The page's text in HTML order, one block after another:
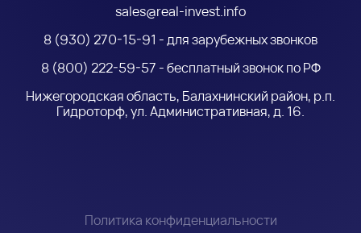
sales@real-invest.info
8 (930) 270-15-91 - для зарубежных звонков
8 (800) 222-59-57 - бесплатный звонок по РФ
Нижегородская область, Балахнинский район, р.п.
Гидроторф, ул. Административная, д. 16.
Политика конфиденциальности